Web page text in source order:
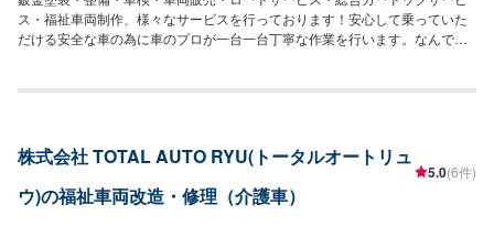
ス・福祉車両制作、様々なサービスを行っております！安心して乗っていた
だける安全な車の為に車のプロが一台一台丁寧な作業を行います。なんでも
【4】仕上がり次第納車〇納期について〇作業内容により、納期が決定いたし
9:00~19:00、土曜日9:00~18:00
株式会社 TOTAL AUTO RYU(トータルオートリュ
ウ)の福祉車両改造・修理（介護車）
5.0(6件)